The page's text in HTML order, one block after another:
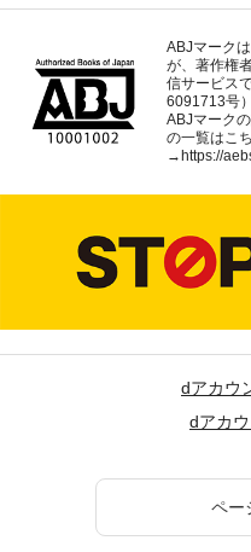
ABJマーク
が、著作権
信サービス
6091713号
ABJマーク
の一覧はこ
→https://
dアカウ
dアカ
ペー